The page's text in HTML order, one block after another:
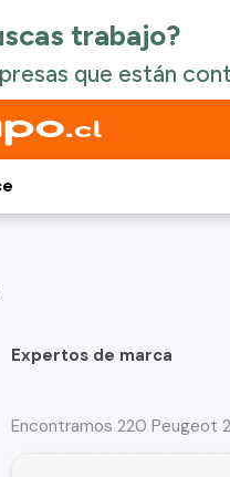
Expertos de marca
Encontramos 220 Peugeot